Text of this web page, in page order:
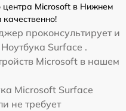
центра Microsoft в Нижнем
проконсультирует и
Surface .
Microsoft в нашем
Microsoft Surface
не требует